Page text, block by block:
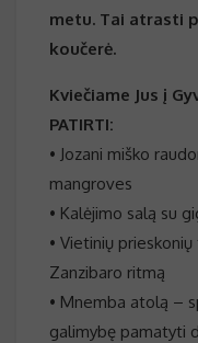
metu. Tai atrasti
koučerė.
Kviečiame Jus į
PATIRTI:
• Jozani miško
mangroves
• Kalėjimo salą su
• Vietinių
Zanzibaro ritmą
• Mnemba atolą –
galimybę pamatyti